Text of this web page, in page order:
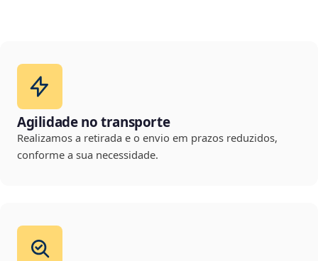
Agilidade no transporte
Realizamos a retirada e o envio em prazos reduzidos,
conforme a sua necessidade.